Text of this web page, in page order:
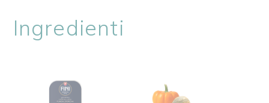
Ingredienti